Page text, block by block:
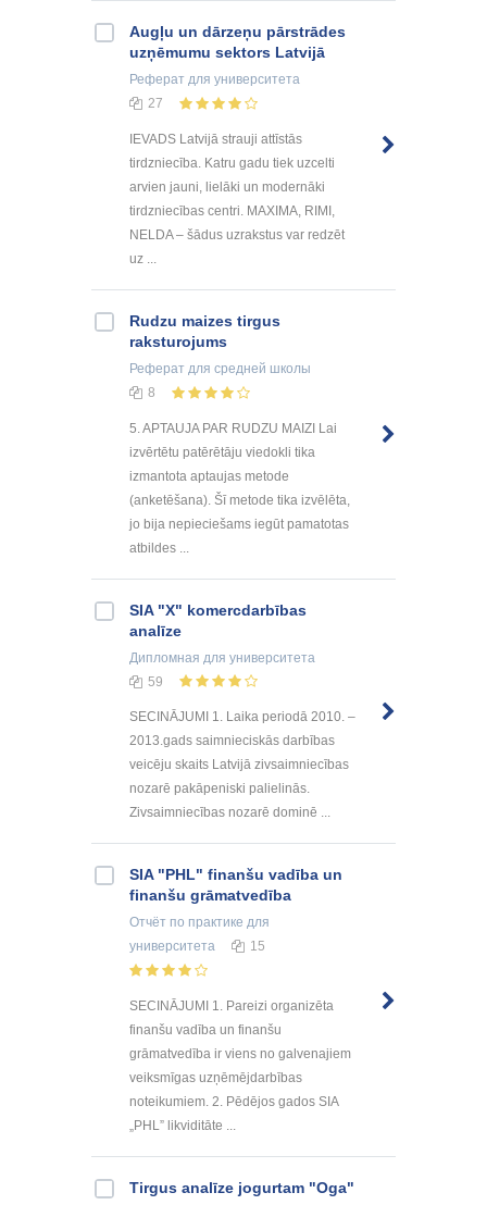
Augļu un dārzeņu pārstrādes
uzņēmumu sektors Latvijā
Реферат для университета
27
IEVADS Latvijā strauji attīstās
tirdzniecība. Katru gadu tiek uzcelti
arvien jauni, lielāki un modernāki
tirdzniecības centri. MAXIMA, RIMI,
NELDA – šādus uzrakstus var redzēt
uz ...
Rudzu maizes tirgus
raksturojums
Реферат для средней школы
8
5. APTAUJA PAR RUDZU MAIZI Lai
izvērtētu patērētāju viedokli tika
izmantota aptaujas metode
(anketēšana). Šī metode tika izvēlēta,
jo bija nepieciešams iegūt pamatotas
atbildes ...
SIA "X" komercdarbības
analīze
Дипломная для университета
59
SECINĀJUMI 1. Laika periodā 2010. –
2013.gads saimnieciskās darbības
veicēju skaits Latvijā zivsaimniecības
nozarē pakāpeniski palielinās.
Zivsaimniecības nozarē dominē ...
SIA "PHL" finanšu vadība un
finanšu grāmatvedība
Отчёт по практике для
университета
15
SECINĀJUMI 1. Pareizi organizēta
finanšu vadība un finanšu
grāmatvedība ir viens no galvenajiem
veiksmīgas uzņēmējdarbības
noteikumiem. 2. Pēdējos gados SIA
„PHL” likviditāte ...
Tirgus analīze jogurtam "Oga"